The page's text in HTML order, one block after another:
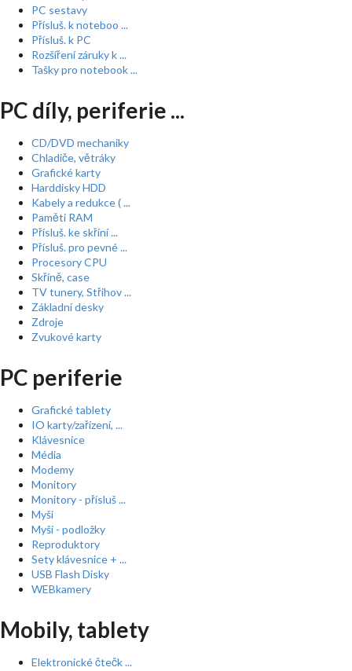
PC sestavy
Přísluš. k noteboo ...
Přísluš. k PC
Rozšíření záruky k ...
Tašky pro notebook ...
PC díly, periferie ...
CD/DVD mechaniky
Chladiče, větráky
Grafické karty
Harddisky HDD
Kabely a redukce ( ...
Paměti RAM
Přísluš. ke skříní ...
Přísluš. pro pevné ...
Procesory CPU
Skříně, case
TV tunery, Střihov ...
Základní desky
Zdroje
Zvukové karty
PC periferie
Grafické tablety
IO karty/zařízení, ...
Klávesnice
Média
Modemy
Monitory
Monitory - přísluš ...
Myši
Myši - podložky
Reproduktory
Sety klávesnice + ...
USB Flash Disky
WEBkamery
Mobily, tablety
Elektronické čtečk ...